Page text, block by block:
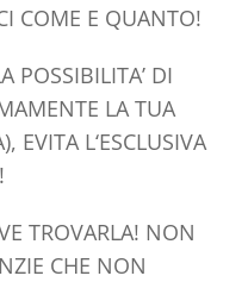
COME E QUANTO!
POSSIBILITA’ DI
LA TUA
EVITA L‘ESCLUSIVA
TROVARLA! NON
CHE NON